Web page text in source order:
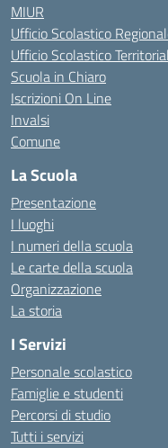
MIUR
Ufficio Scolastico
Ufficio Scolastico
Scuola in Chiaro
Iscrizioni On Line
Invalsi
Comune
La Scuola
Presentazione
I luoghi
I numeri della scuola
Le carte della scuola
Organizzazione
La storia
I Servizi
Personale scolastico
Famiglie e studenti
Percorsi di studio
Tutti i servizi